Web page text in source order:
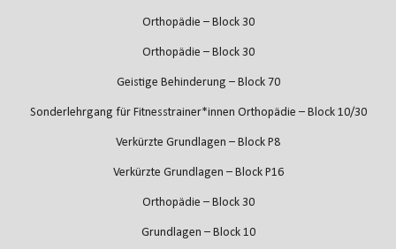
Orthopädie – Block 30
Orthopädie – Block 30
Geistige Behinderung – Block 70
Sonderlehrgang für Fitnesstrainer*innen Orthopädie – Block 10/30
Verkürzte Grundlagen – Block P8
Verkürzte Grundlagen – Block P16
Orthopädie – Block 30
Grundlagen – Block 10